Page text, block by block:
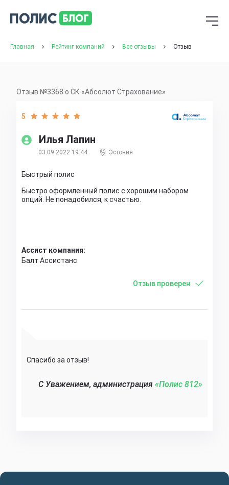
Главная Рейтинг компаний Все отзывы Отзыв
Отзыв №3368 о СК «Абсолют Страхование»
Илья Лапин
5
03.09.2022 19:44 Эстония
Быстрый полис
Быстро оформленный полис с хорошим набором
опций. Не понадобился, к счастью.
Ассист компания:
Балт Ассистанс
Отзыв проверен
Спасибо за отзыв!
C Уважением, администрация «Полис 812»‎